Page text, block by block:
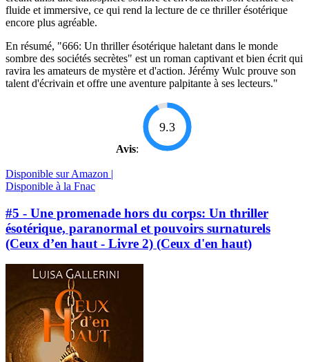
fluide et immersive, ce qui rend la lecture de ce thriller ésotérique
encore plus agréable.
En résumé, "666: Un thriller ésotérique haletant dans le monde
sombre des sociétés secrètes" est un roman captivant et bien écrit qui
ravira les amateurs de mystère et d'action. Jérémy Wulc prouve son
talent d'écrivain et offre une aventure palpitante à ses lecteurs."
Avis:
9.3
Disponible sur Amazon |
Disponible à la Fnac
#5 - Une promenade hors du corps: Un thriller
ésotérique, paranormal et pouvoirs surnaturels
(Ceux d’en haut - Livre 2) (Ceux d'en haut)